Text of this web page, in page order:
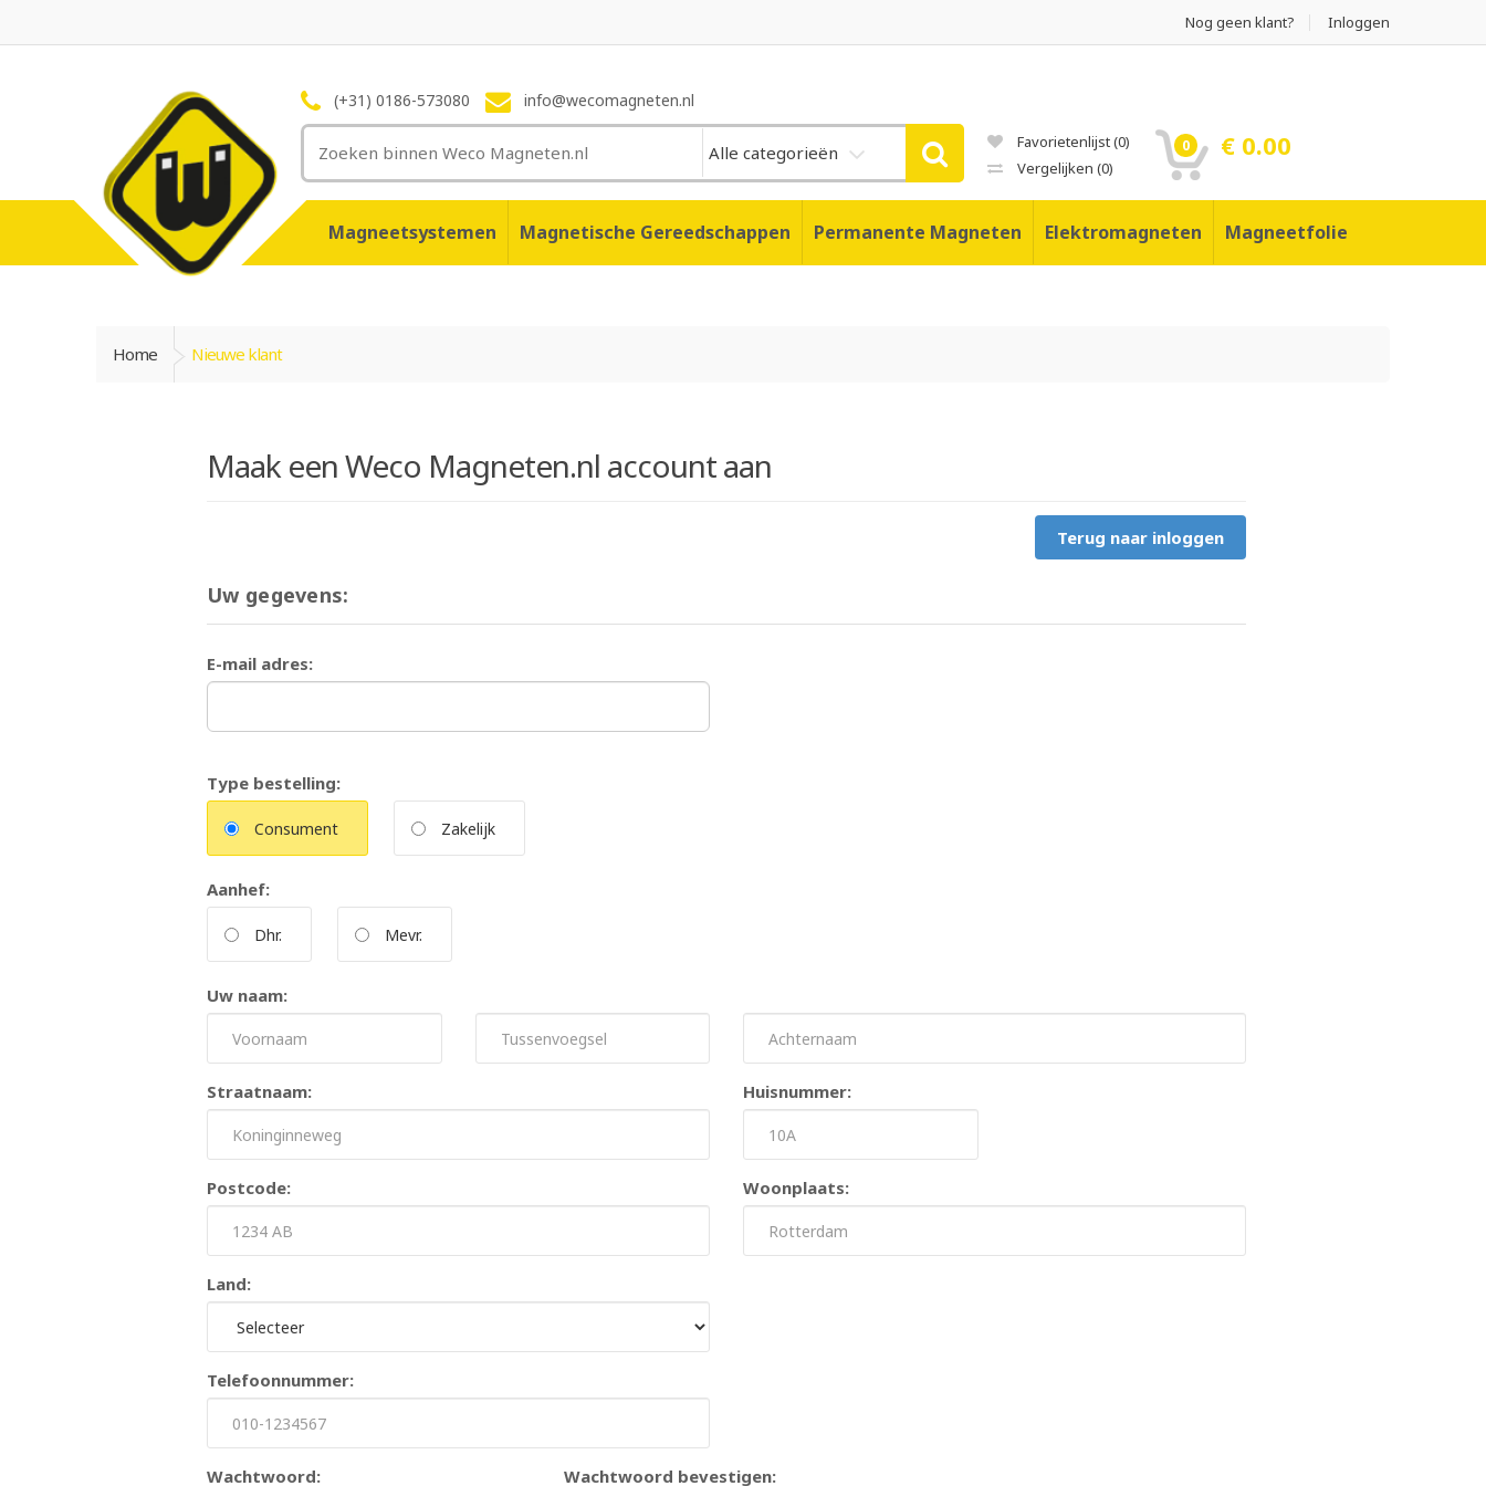
Nog geen klant? Inloggen
(+31) 0186-573080 info@wecomagneten.nl
Alle categorieën Favorietenlijst(0)
Vergelijken (0)
0 € 0.00
Magneetsystemen Magnetische Gereedschappen Permanente Magneten Elektromagneten Magneetfolie
Home Nieuwe klant
Maak een Weco Magneten.nl account aan
Terug naar inloggen
Uw gegevens:
E-mail adres:
Type bestelling:
Consument Zakelijk
Aanhef:
Dhr. Mevr.
Uw naam:
Straatnaam: Huisnummer:
Postcode: Woonplaats:
Land:
Telefoonnummer:
Wachtwoord: Wachtwoord bevestigen: